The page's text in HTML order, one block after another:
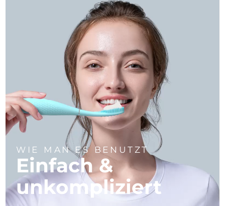
WIE MAN ES BENUTZT
Einfach &
unkompliziert